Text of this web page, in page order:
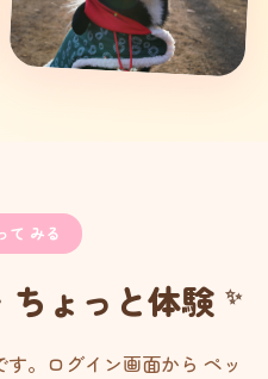
て みる
ちょっと体験
。ログイン画面から ペッ